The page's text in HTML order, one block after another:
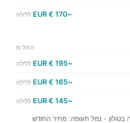
~170 € EUR ללילה
החל מ
~195 € EUR ללילה
~165 € EUR ללילה
~145 € EUR ללילה
בטולון - נמל תעופה: מחיר החודש